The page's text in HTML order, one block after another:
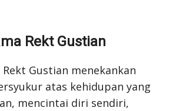
Rekt Gustian
Gustian menekankan
atas kehidupan yang
mencintai diri sendiri,